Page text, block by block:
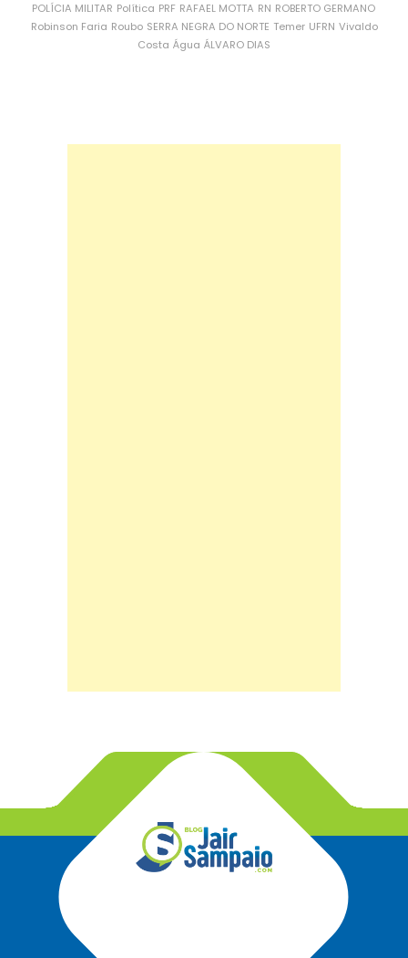
POLÍCIA MILITAR Política PRF RAFAEL MOTTA RN ROBERTO GERMANO
Robinson Faria Roubo SERRA NEGRA DO NORTE Temer UFRN Vivaldo
Costa Água ÁLVARO DIAS